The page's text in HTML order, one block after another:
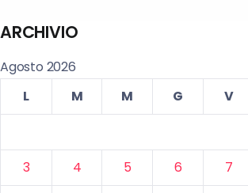
ARCHIVIO
Agosto 2026
L
M M G V
3
4 5 6 7